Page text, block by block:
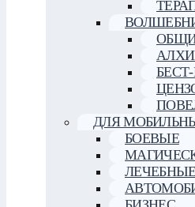
ДЛЯ
БОЕВЫЕ
ЛЕЧЕБНЫЕ